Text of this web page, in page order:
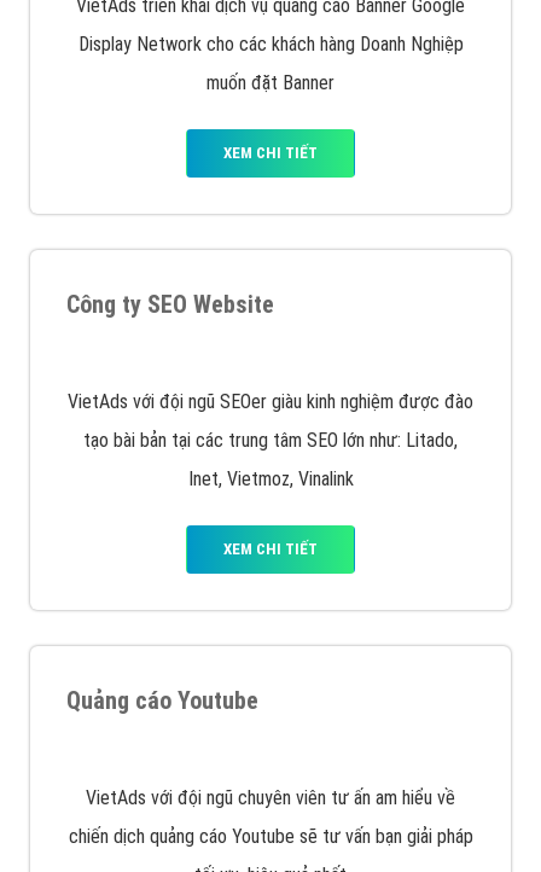
VietAds cùng bạn tìm hiểu về các hình thức
chạy quảng cáo facebook, ưu và nhược điểm của
quảng cáo facebook hiện nay.
Quảng cáo Remarketing
Display Network cho các khách hàng Doanh Nghiệp